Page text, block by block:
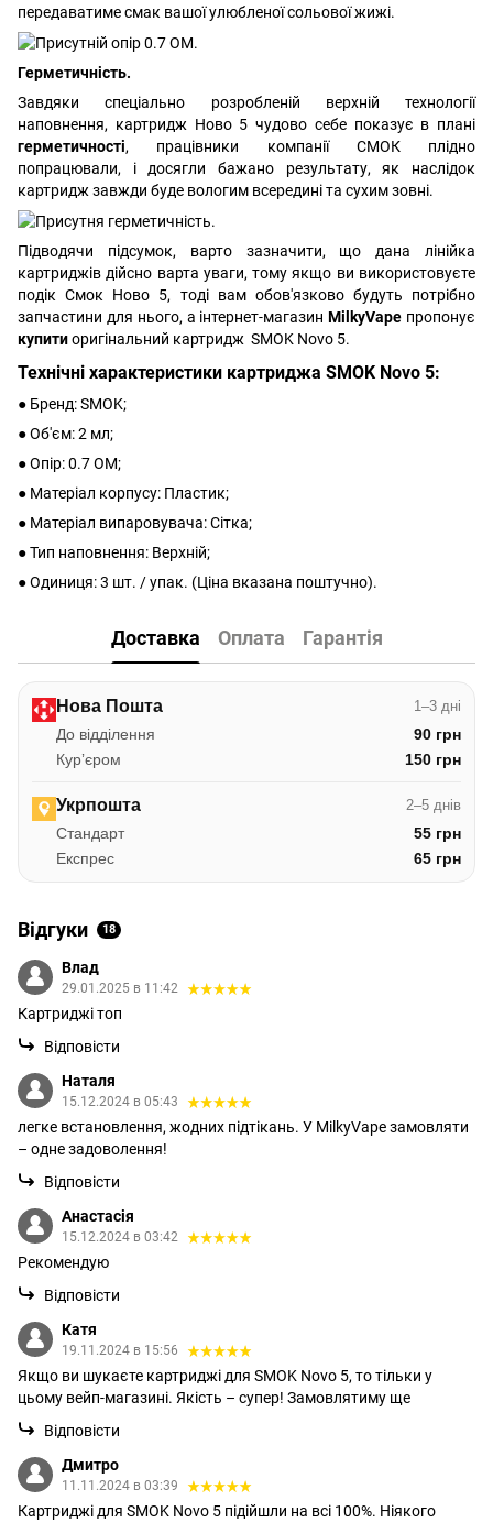
передаватиме смак вашої улюбленої сольової жижі.
Герметичність.
Завдяки спеціально розробленій верхній технології
наповнення, картридж Ново 5 чудово себе показує в плані
герметичності, працівники компанії СМОК плідно
попрацювали, і досягли бажано результату, як наслідок
картридж завжди буде вологим всередині та сухим зовні.
Підводячи підсумок, варто зазначити, що дана лінійка
картриджів дійсно варта уваги, тому якщо ви використовуєте
подік Смок Ново 5, тоді вам обов'язково будуть потрібно
запчастини для нього, а інтернет-магазинMilkyVape пропонує
купитиоригінальний картридж SMOK Novo 5.
Технічні характеристики картриджа SMOK Novo 5:
● Бренд: SMOK;
● Об'єм: 2 мл;
● Опір: 0.7 ОМ;
● Матеріал корпусу: Пластик;
● Матеріал випаровувача: Сітка;
● Тип наповнення: Верхній;
● Одиниця: 3 шт. / упак. (Ціна вказана поштучно).
Доставка Оплата Гарантія
Нова Пошта 1–3 дні
До відділення
90 грн
Курʼєром
150 грн
Укрпошта 2–5 днів
Стандарт
55 грн
Експрес
65 грн
Відгуки 18
Влад
29.01.2025 в 11:42
Картриджі топ
Відповісти
Наталя
15.12.2024 в 05:43
легке встановлення, жодних підтікань. У MilkyVape замовляти
– одне задоволення!
Відповісти
Анастасія
15.12.2024 в 03:42
Рекомендую
Відповісти
Катя
19.11.2024 в 15:56
Якщо ви шукаєте картриджі для SMOK Novo 5, то тільки у
цьому вейп-магазині. Якість – супер! Замовлятиму ще
Відповісти
Дмитро
11.11.2024 в 03:39
Картриджі для SMOK Novo 5 підійшли на всі 100%. Ніякого